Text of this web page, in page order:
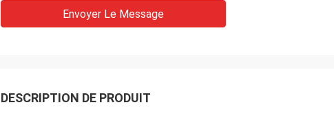
Envoyer Le Message
DESCRIPTION DE PRODUIT